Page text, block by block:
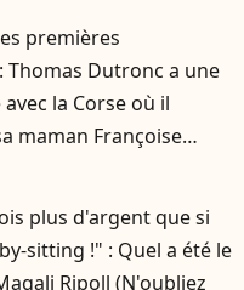
premières
Thomas Dutronc a une
la Corse où il
maman Françoise
plus d'argent que si
sitting !" : Quel a été le
Ripoll (N'oubliez